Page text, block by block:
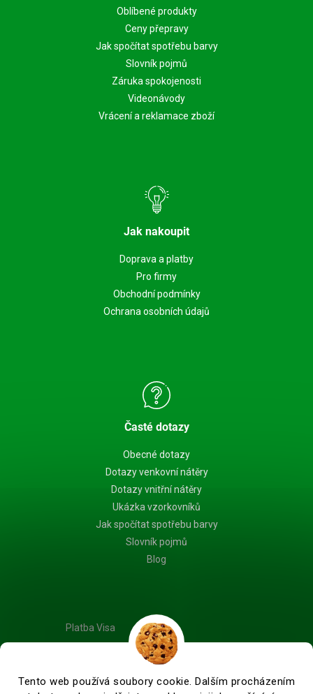
Tento web používá soubory cookie. Dalším procházením
Oblíbené produkty
Ceny přepravy
Jak spočítat spotřebu barvy
Slovník pojmů
Záruka spokojenosti
Videonávody
Vrácení a reklamace zboží
Jak nakoupit
Doprava a platby
Pro firmy
Obchodní podmínky
Ochrana osobních údajů
Časté dotazy
Obecné dotazy
Dotazy venkovní nátěry
Dotazy vnitřní nátěry
Ukázka vzorkovníků
Jak spočítat spotřebu barvy
Slovník pojmů
Blog
Platba Visa